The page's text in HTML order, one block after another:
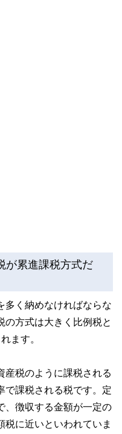
が累進課税方式だ
多く納めなければならな
の方式は大きく比例税と
ます。
産税のように課税される
で課税される税です。定
、徴収する金額が一定の
税に近いといわれていま